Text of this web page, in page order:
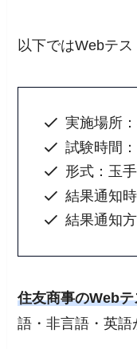
以下ではWebテス
実施場所
試験時間
形式：玉
結果通知
結果通知
住友商事のWeb
語・非言語・英語